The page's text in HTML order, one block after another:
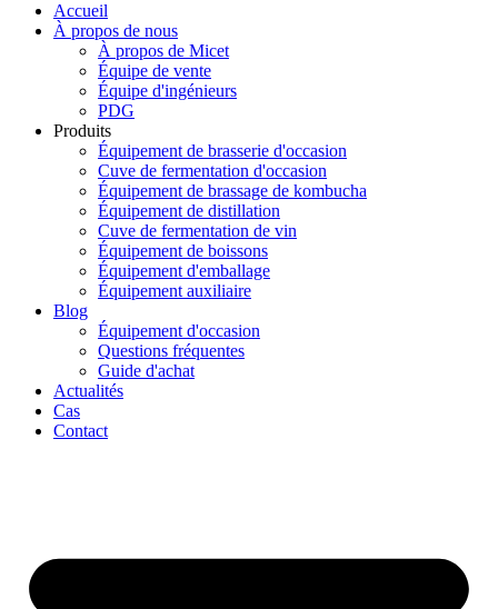
Accueil
À propos de nous
À propos de Micet
Équipe de vente
Équipe d'ingénieurs
PDG
Produits
Équipement de brasserie d'occasion
Cuve de fermentation d'occasion
Équipement de brassage de kombucha
Équipement de distillation
Cuve de fermentation de vin
Équipement de boissons
Équipement d'emballage
Équipement auxiliaire
Blog
Équipement d'occasion
Questions fréquentes
Guide d'achat
Actualités
Cas
Contact